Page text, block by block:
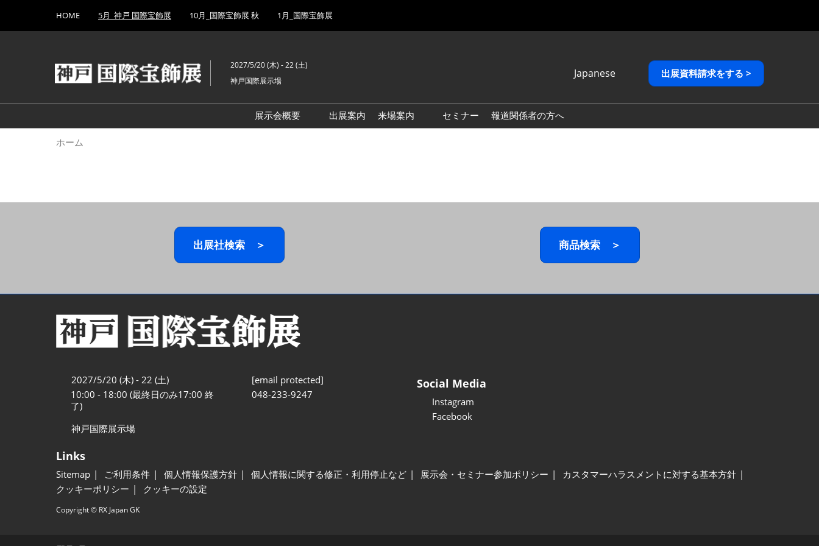
キ
し
て
to
HOME 5月_神戸 国際宝飾展 10月_国際宝飾展 秋 1月_国際宝飾展
2027/5/20 (木) - 22 (土)
神戸国際展示場
Japanese
English
繁體中文
出展資料請求をする >
展示会概要
出展案内
来場案内
セミナー 報道関係者の方へ
ホーム
出展社検索 ＞ 商品検索 ＞
2027/5/20 (木) - 22 (土)
10:00 - 18:00 (最終日のみ17:00 終
了)
神戸国際展示場
[email protected]
048-233-9247
Social Media
Instagram
Facebook
Links
Sitemap ご利用条件 個人情報保護方針 個人情報に関する修正・利用停止など 展示会・セミナー参加ポリシー
カスタマーハラスメントに対する基本方針
クッキーポリシー
クッキーの設定
Copyright © RX Japan GK